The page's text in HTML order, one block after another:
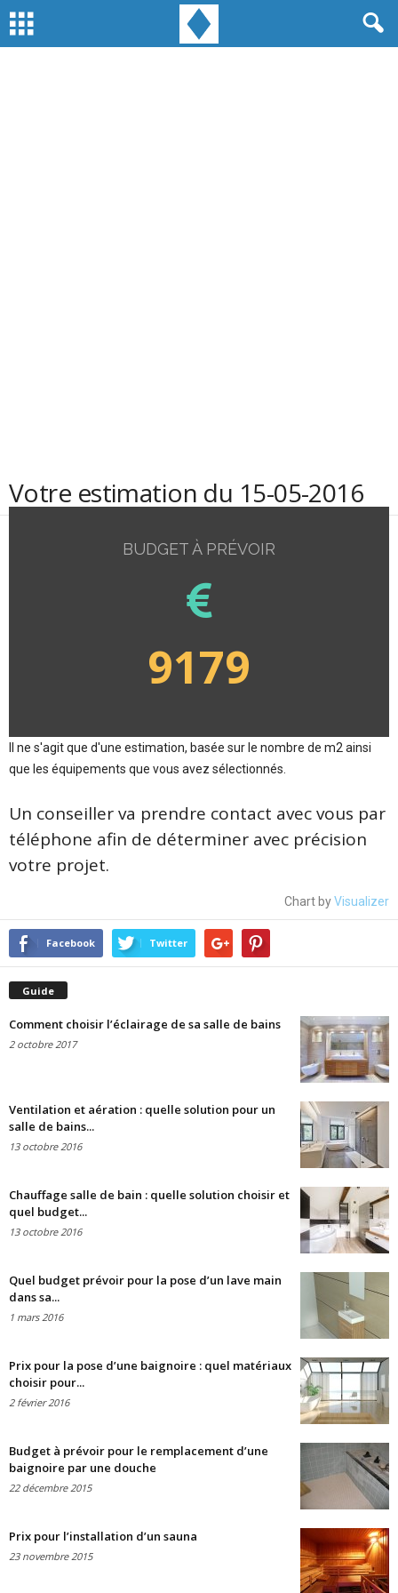
Votre estimation du 15-05-2016
BUDGET À PRÉVOIR
9179
Il ne s'agit que d'une estimation, basée sur le nombre de m2 ainsi
que les équipements que vous avez sélectionnés.
Un conseiller va prendre contact avec vous par
téléphone afin de déterminer avec précision
votre projet.
Chart byVisualizer
Facebook Twitter
Guide
Comment choisir l’éclairage de sa salle de bains
2 octobre 2017
Ventilation et aération : quelle solution pour un
salle de bains...
13 octobre 2016
Chauffage salle de bain : quelle solution choisir et
quel budget...
13 octobre 2016
Quel budget prévoir pour la pose d’un lave main
dans sa...
1 mars 2016
Prix pour la pose d’une baignoire : quel matériaux
choisir pour...
2 février 2016
Budget à prévoir pour le remplacement d’une
baignoire par une douche
22 décembre 2015
Prix pour l’installation d’un sauna
23 novembre 2015